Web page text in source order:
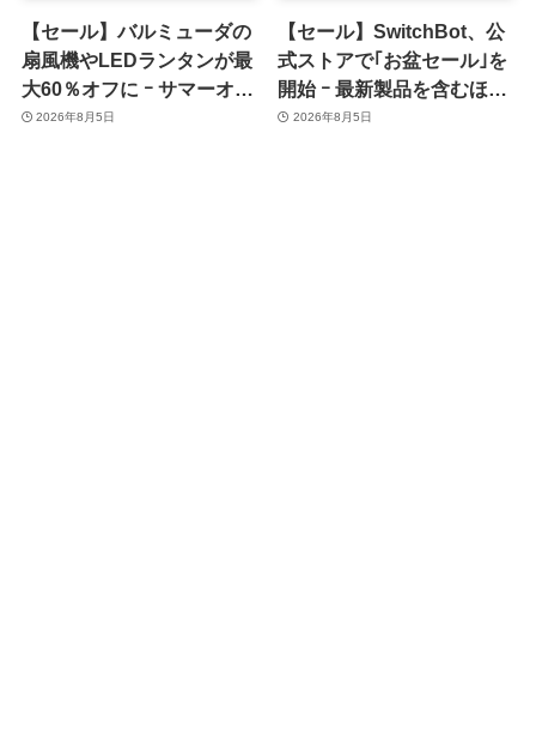
【セール】バルミューダの
扇風機やLEDランタンが最
大60％オフに ｰ サマーオフ
ァーのセール開催中
2026年8月5日
【セール】SwitchBot、公
式ストアで｢お盆セール｣を
開始 ｰ 最新製品を含むほぼ
全品が最大54％オフに
2026年8月5日